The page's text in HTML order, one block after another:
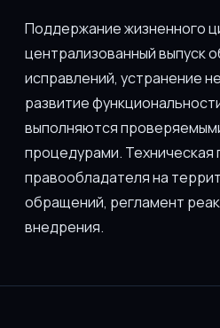
Поддержание жизненного
централизованный выпуск
исправлений, устранение
развитие
выполняются
процедурами. Техническая
правообладателя на
обращений, регламент
внедрения.